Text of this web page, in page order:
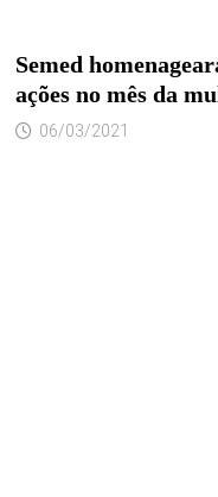
Semed
ações no mês da
06/03/2021